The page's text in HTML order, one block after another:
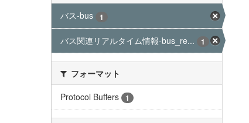
バス-bus
1
バス関連リアルタイム情報-bus_re... 1
フォーマット
Protocol Buffers
1